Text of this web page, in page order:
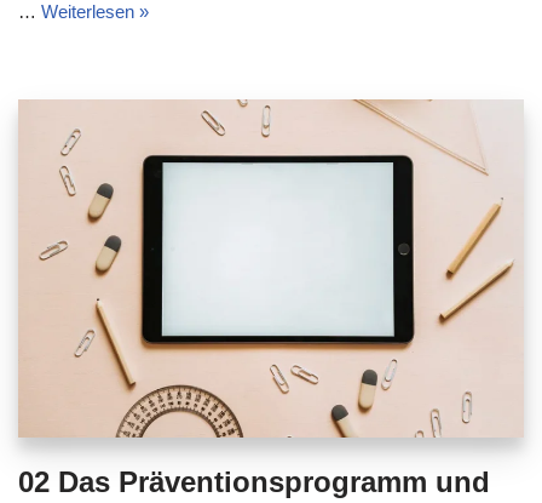
… Weiterlesen »
02 Das Präventionsprogramm und